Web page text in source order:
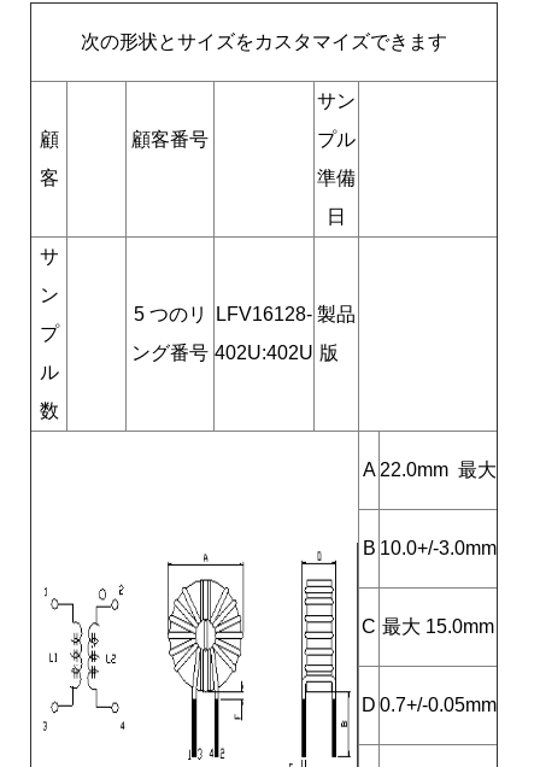
次の形状とサイズをカスタマイズできます
顧
客
顧客番号
サン
プル
準備
日
サ
ン
プ
ル
数
5 つのリ
ング番号
LFV16128-
402U:402U
製品
版
A 22.0mm 最大
B 10.0+/-3.0mm
C 最大 15.0mm
D 0.7+/-0.05mm